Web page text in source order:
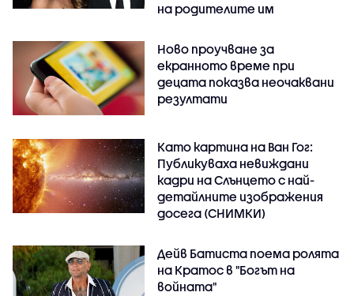
на родителите им
Ново проучване за
екранното време при
децата показва неочаквани
резултати
Като картина на Ван Гог:
Публикуваха невиждани
кадри на Слънцето с най-
детайлните изображения
досега (СНИМКИ)
Дейв Батиста поема ролята
на Кратос в "Богът на
войната"